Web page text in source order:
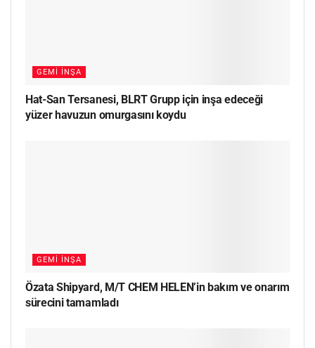
GEMI İNŞA
Hat-San Tersanesi, BLRT Grupp için inşa edeceği
yüzer havuzun omurgasını koydu
GEMI İNŞA
Özata Shipyard, M/T CHEM HELEN’in bakım ve onarım
sürecini tamamladı